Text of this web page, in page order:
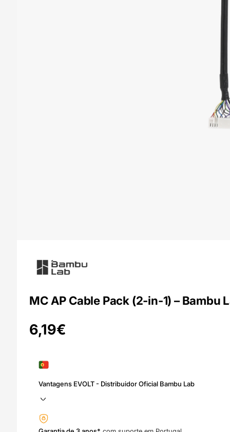
MC AP Cable Pack (2-in-1) – Bambu
6,19€
Vantagens EVOLT - Distribuidor Oficial Bambu Lab